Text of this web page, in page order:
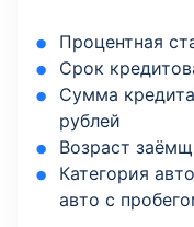
Процентная
Срок
Сумма
рублей
Возраст
Категория
авто с